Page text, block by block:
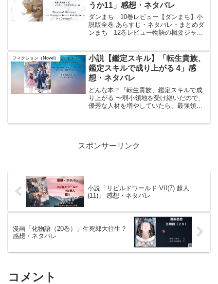
うか11」感想・ネタバレ
ダンまち 10巻レビュー【ダンまち】小
説版全巻 あらすじ・ネタバレ・まとめダ
ンまち 12巻レビュー物語の概要ジャン
ラリオの世界を舞台に、ベル・クラネル
を中心とした冒険と成...
フィクション（Novel）
小説【鑑定スキル】「転生貴族、
鑑定スキルで成り上がる 4」感
想・ネタバレ
どんな本？『転生貴族、鑑定スキルで成
り上がる 〜弱小領地を受け継いだので、
優秀な人材を増やしていたら、最強領地
スポンサーリンク
小説「リビルドワールド VII(7) 超人
(11)」 感想・ネタバレ
漫画「化物語（20巻）」生死郎大往生？
感想・ネタバレ
コメント